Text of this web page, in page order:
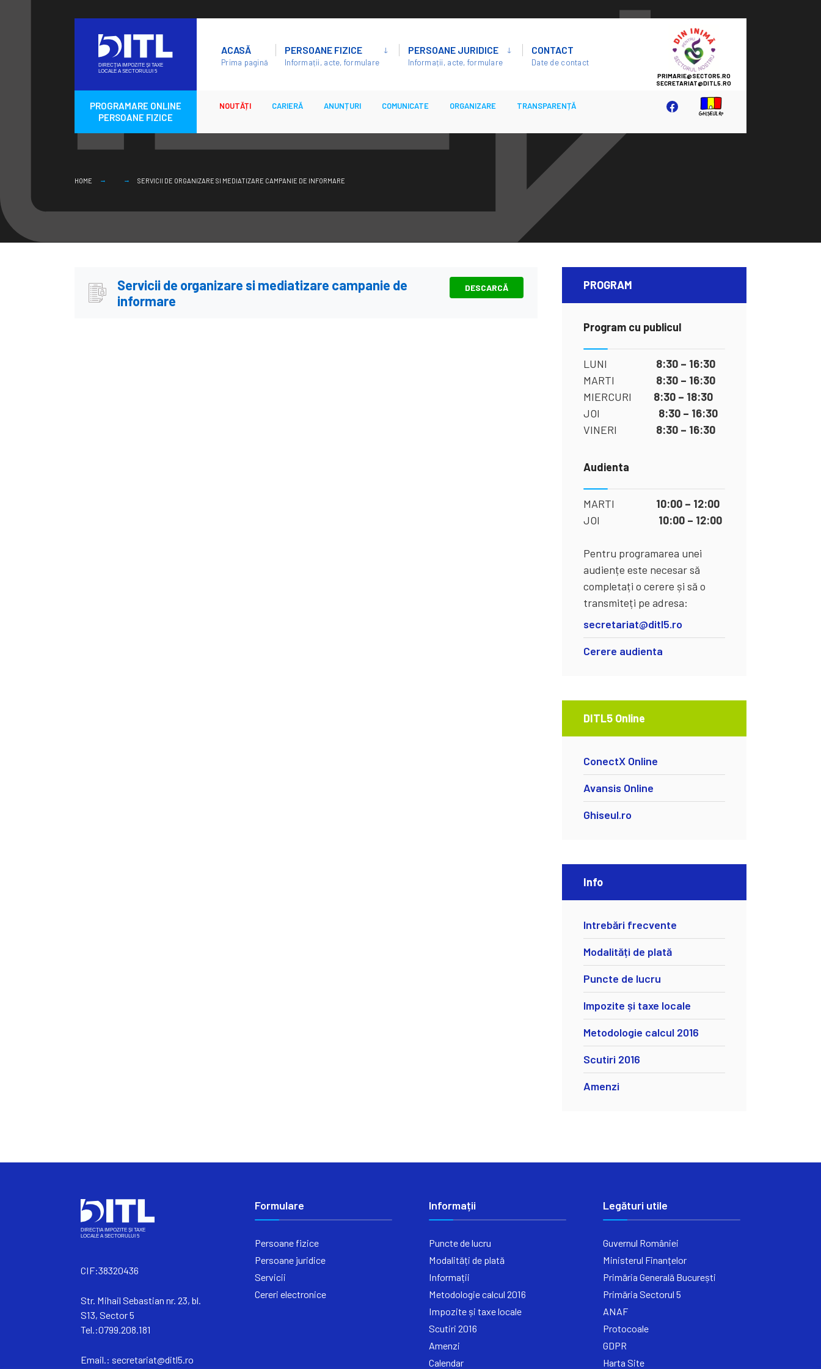
content
ACASĂ
Prima pagină
PERSOANE FIZICE
Informații, acte, formulare
PERSOANE JURIDICE
Informații, acte, formulare
CONTACT
Date de contact
SECTOR
5
PROGRAMARE ONLINE
PERSOANE FIZICE
NOUTĂȚI CARIERĂ ANUNȚURI COMUNICATE ORGANIZARE TRANSPARENȚĂ
HOME SERVICII DE ORGANIZARE SI MEDIATIZARE CAMPANIE DE INFORMARE
Servicii de organizare si mediatizare campanie de
informare
DESCARCĂ PROGRAM
Program cu publicul
LUNI 8:30 – 16:30
MARTI 8:30 – 16:30
MIERCURI 8:30 – 18:30
JOI 8:30 – 16:30
VINERI 8:30 – 16:30
Audienta
MARTI 10:00 – 12:00
JOI 10:00 – 12:00
Pentru programarea unei
audiențe este necesar să
completați o cerere și să o
transmiteți pe adresa:
secretariat@ditl5.ro
Cerere audienta
DITL5 Online
ConectX Online
Avansis Online
Ghiseul.ro
Info
Intrebări frecvente
Modalități de plată
Puncte de lucru
Impozite și taxe locale
Metodologie calcul 2016
Scutiri 2016
Amenzi
CIF:38320436
Str. Mihail Sebastian nr. 23, bl.
S13, Sector 5
Tel.:0799.208.181
Email.: secretariat@ditl5.ro
Formulare
Persoane fizice
Persoane juridice
Servicii
Cereri electronice
Informații
Puncte de lucru
Modalități de plată
Informații
Metodologie calcul 2016
Impozite și taxe locale
Scutiri 2016
Amenzi
Calendar
Legături utile
Guvernul României
Ministerul Finanțelor
Primăria Generală București
Primăria Sectorul 5
ANAF
Protocoale
GDPR
Harta Site